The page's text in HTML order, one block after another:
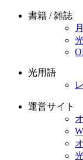
書籍 / 雑誌
光用語
運営サイト